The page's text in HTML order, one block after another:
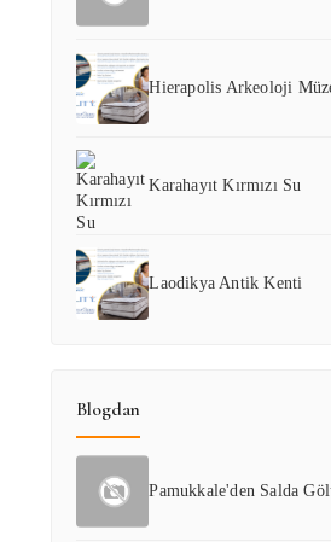
Hierapolis Arkeoloji
Karahayıt Kırmızı Su
Laodikya Antik Kenti
Blogdan
Pamukkale'den Salda